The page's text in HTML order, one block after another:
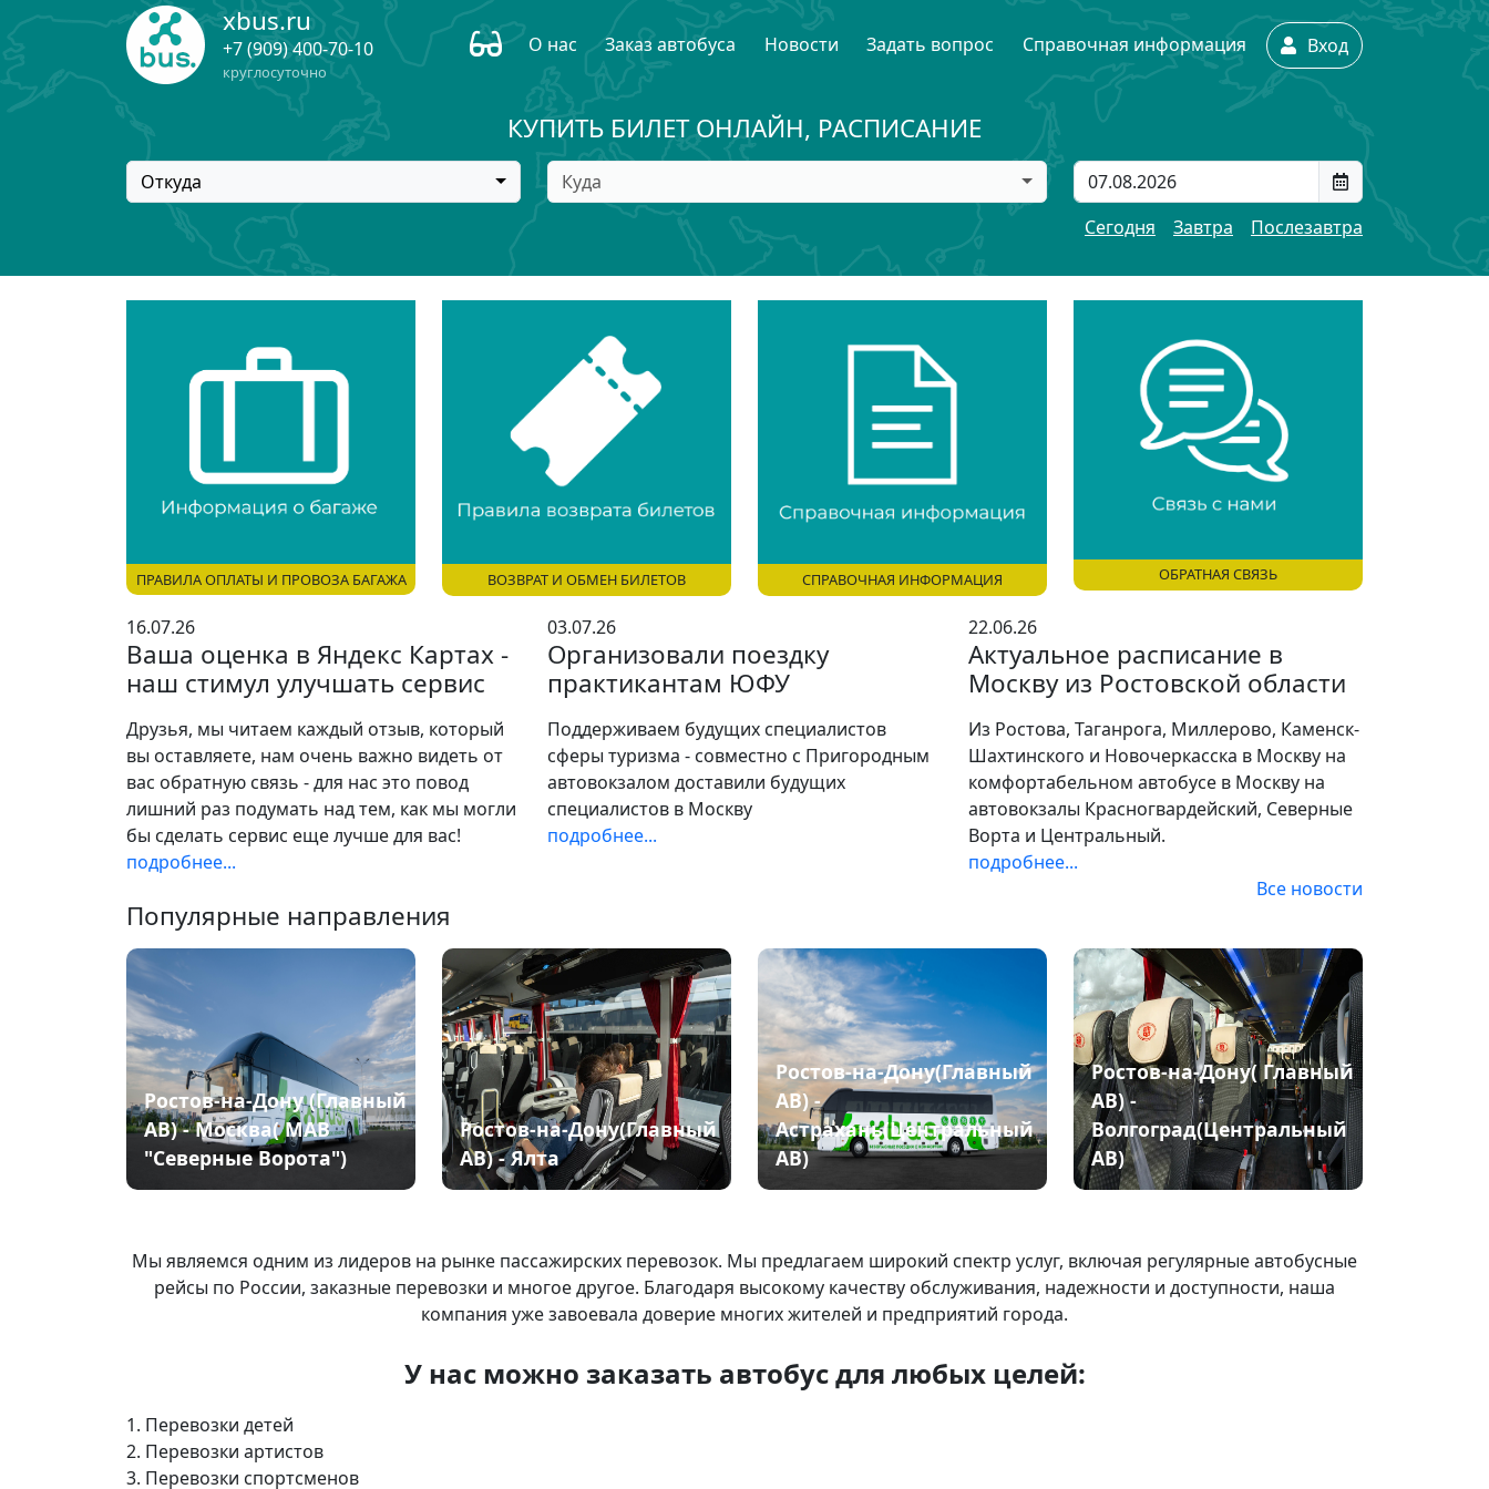
xbus.ru
+7 (909) 400-70-10
круглосуточно
О нас Заказ автобуса Новости Задать вопрос Справочная информация Вход
КУПИТЬ БИЛЕТ ОНЛАЙН, РАСПИСАНИЕ
Откуда
Куда
Сегодня
Завтра Послезавтра
ПРАВИЛА ОПЛАТЫ И ПРОВОЗА БАГАЖА ВОЗВРАТ И ОБМЕН БИЛЕТОВ СПРАВОЧНАЯ ИНФОРМАЦИЯ ОБРАТНАЯ СВЯЗЬ
16.07.26
Ваша оценка в Яндекс Картах -
наш стимул улучшать сервис
Друзья, мы читаем каждый отзыв, который
вы оставляете, нам очень важно видеть от
вас обратную связь - для нас это повод
лишний раз подумать над тем, как мы могли
бы сделать сервис еще лучше для вас!
подробнее...
03.07.26
Организовали поездку
практикантам ЮФУ
Поддерживаем будущих специалистов
сферы туризма - совместно с Пригородным
автовокзалом доставили будущих
специалистов в Москву
подробнее...
22.06.26
Актуальное расписание в
Москву из Ростовской области
Из Ростова, Таганрога, Миллерово, Каменск-
Шахтинского и Новочеркасска в Москву на
комфортабельном автобусе в Москву на
автовокзалы Красногвардейский, Северные
Ворта и Центральный.
подробнее...
Все новости
Популярные направления
Ростов-на-Дону (Главный
АВ) - Москва( МАВ
"Северные Ворота")
Ростов-на-Дону(Главный
АВ) - Ялта
Ростов-на-Дону(Главный
АВ) -
Астрахань(Центральный
АВ)
Ростов-на-Дону( Главный
АВ) -
Волгоград(Центральный
АВ)
Мы являемся одним из лидеров на рынке пассажирских перевозок. Мы предлагаем широкий спектр услуг, включая регулярные автобусные
рейсы по России, заказные перевозки и многое другое. Благодаря высокому качеству обслуживания, надежности и доступности, наша
компания уже завоевала доверие многих жителей и предприятий города.
У нас можно заказать автобус для любых целей:
1. Перевозки детей
2. Перевозки артистов
3. Перевозки спортсменов